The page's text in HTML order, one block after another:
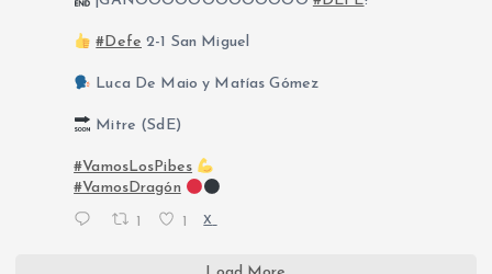
#Defe 2-1 San Miguel
Luca De Maio y Matías Gómez
Mitre (SdE)
#VamosLosPibes
#VamosDragón
1 1 X